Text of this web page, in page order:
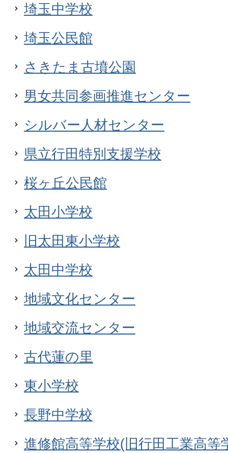
埼玉中学校
埼玉公民館
さきたま古墳公園
男女共同参画推進センター
シルバー人材センター
県立行田特別支援学校
桜ヶ丘公民館
太田小学校
旧太田東小学校
太田中学校
地域文化センター
地域交流センター
古代蓮の里
東小学校
長野中学校
進修館高等学校(旧行田工業高等